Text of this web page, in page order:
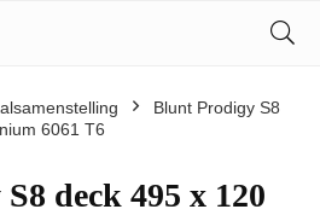
‎Blunt Prodigy S8
6061 T6
deck 495 x 120